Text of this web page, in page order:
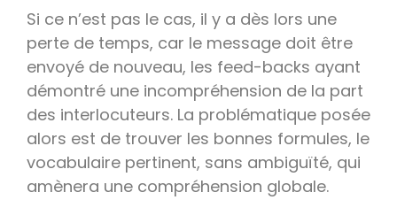
Si ce n’est pas le cas, il y a dès lors une
perte de temps, car le message doit être
envoyé de nouveau, les feed-backs ayant
démontré une incompréhension de la part
des interlocuteurs. La problématique posée
alors est de trouver les bonnes formules, le
vocabulaire pertinent, sans ambiguïté, qui
amènera une compréhension globale.